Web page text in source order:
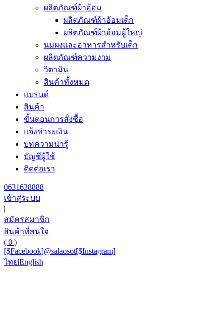
ผลิตภัณฑ์ผ้าอ้อม
ผลิตภัณฑ์ผ้าอ้อมเด็ก
ผลิตภัณฑ์ผ้าอ้อมผู้ใหญ่
นมผงและอาหารสำหรับเด็ก
ผลิตภัณฑ์ความงาม
วิตามิน
สินค้าทั้งหมด
แบรนด์
สินค้า
ขั้นตอนการสั่งซื้อ
แจ้งชำระเงิน
บทความน่ารู้
บัญชีผู้ใช้
ติดต่อเรา
0631638888
เข้าสู่ระบบ
|
สมัครสมาชิก
สินค้าที่สนใจ
( 0 )
[$Facebook]@salaosot[$Instagram]
ไทย|English